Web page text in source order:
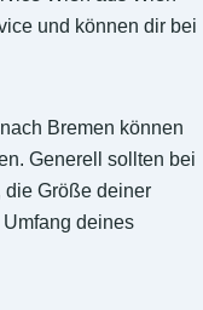
und können dir bei
Bremen können
Generell sollten bei
die Größe deiner
deines